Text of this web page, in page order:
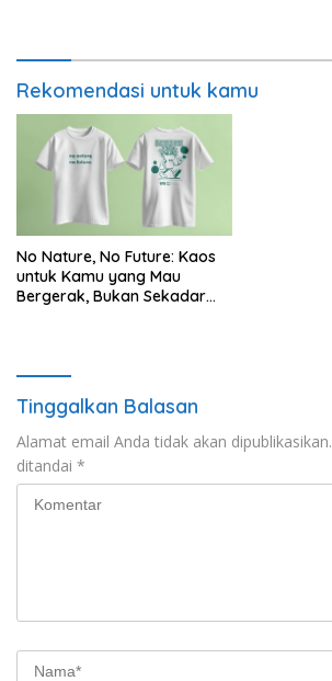
Rekomendasi untuk kamu
No Nature, No Future: Kaos
untuk Kamu yang Mau
Bergerak, Bukan Sekadar
Tinggalkan Balasan
Alamat email Anda tidak akan dipublikasikan.
ditandai *